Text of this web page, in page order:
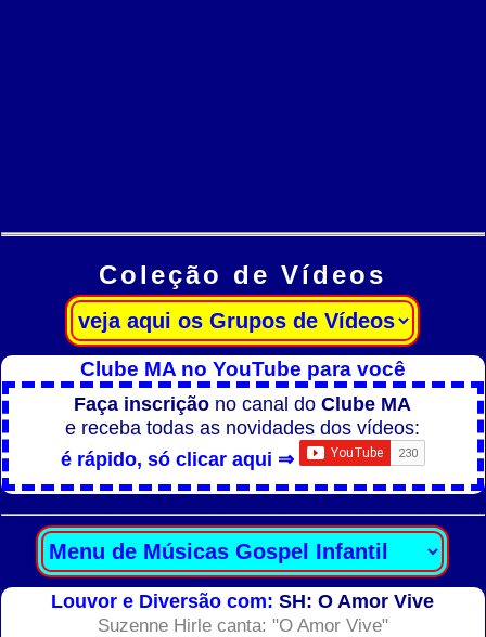
Coleção de Vídeos
Clube MA no YouTube para você
Faça inscrição no canal doClube MA
e receba todas as novidades dos vídeos:
é rápido, só clicar aqui ⇒
Louvor e Diversão com:SH: O Amor Vive
Suzenne Hirle canta: "O Amor Vive"